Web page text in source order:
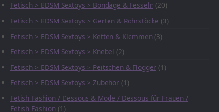
Fetisch > BDSM Sextoys > Bondage & Fesseln (20)
Fetisch > BDSM Sextoys > Gerten & Rohrstöcke (3)
Fetisch > BDSM Sextoys > Ketten & Klemmen (3)
Fetisch > BDSM Sextoys > Knebel (2)
Fetisch > BDSM Sextoys > Peitschen & Flogger (1)
Fetisch > BDSM Sextoys > Zubehör (1)
Fetish Fashion / Dessous & Mode / Dessous für Frauen /
Fetish Fashion (1)